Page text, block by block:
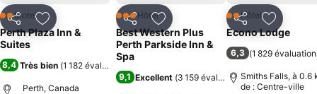
PartagerAjouter à mes favoris
2 Étoiles
Motel
Perth Plaza Inn &
Suites
8,4 Très bien (1 182 évaluations
Perth, Canada
PartagerAjouter à mes favoris
3 ÉtoilesHôtel
Best Western Plus
Perth Parkside Inn &
Spa
9,1 Excellent (3 159 évaluations)
PartagerAjouter
2 Étoiles
Hôtel
Econo Lodge
6,3 (1 829
Smiths Falls, à 0.6
de : Centre-ville